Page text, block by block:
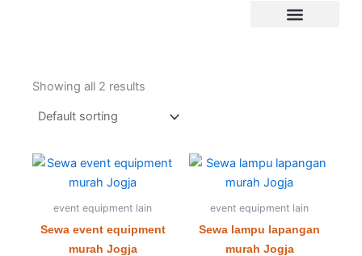
Showing all 2 results
event equipment lain
Sewa event equipment
murah Jogja
Original
price
was:
Current
price
event equipment lain
Sewa lampu lapangan
murah Jogja
Original
price
was:
Current
price